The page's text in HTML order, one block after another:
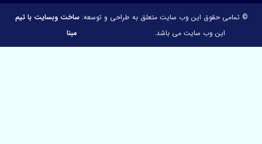
این وب سایت متعلق به
وب سایت می باشد.
طراحی و توسعه:ساخت وبسایت با تیم